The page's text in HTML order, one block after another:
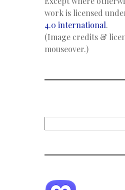
work is licensed
4.0 international.
(Image credits &
mouseover.)